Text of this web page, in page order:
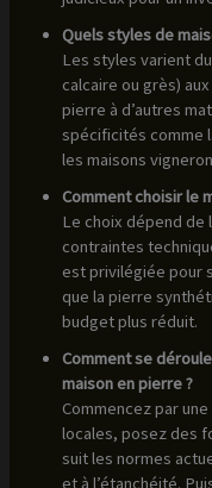
Quels styles de
Les styles varient
calcaire ou grès)
pierre à d’autres
spécificités comme
les maisons
Comment choisir le
Le choix dépend de
contraintes
est privilégiée pour
que la pierre
budget plus réduit.
Comment se
maison en pierre ?
Commencez par
locales, posez des
suit les normes
et à l’étanchéité.